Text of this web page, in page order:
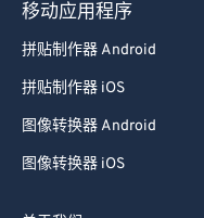
移动应用程序
拼贴制作器 Android
拼贴制作器 iOS
图像转换器 Android
图像转换器 iOS